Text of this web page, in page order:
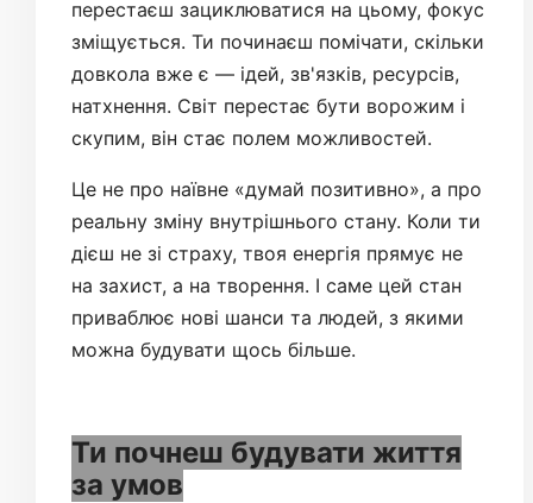
перестаєш зациклюватися на цьому, фокус
зміщується. Ти починаєш помічати, скільки
довкола вже є — ідей, зв'язків, ресурсів,
натхнення. Світ перестає бути ворожим і
скупим, він стає полем можливостей.
Це не про наївне «думай позитивно», а про
реальну зміну внутрішнього стану. Коли ти
дієш не зі страху, твоя енергія прямує не
на захист, а на творення. І саме цей стан
приваблює нові шанси та людей, з якими
можна будувати щось більше.
Ти почнеш будувати життя
за умов